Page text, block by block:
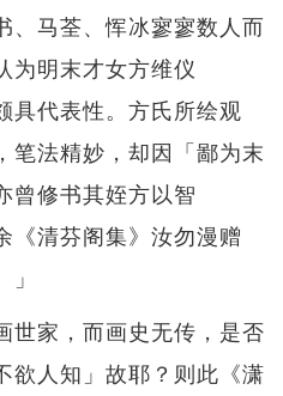
、马荃、恽冰寥寥数人而
为明末才女方维仪
具代表性。方氏所绘观
笔法精妙，却因「鄙为末
曾修书其姪方以智
《清芬阁集》汝勿漫赠
世家，而画史无传，是否
欲人知」故耶？则此《潇